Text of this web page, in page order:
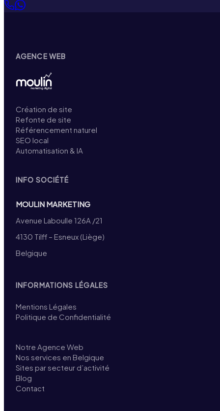
AGENCE WEB
Création de site
Refonte de site
Référencement naturel
SEO local
Automatisation & IA
INFO SOCIÉTÉ
MOULIN MARKETING
Avenue Laboulle 126A /21
4130 Tilff – Esneux (Liège)
Belgique
INFORMATIONS LÉGALES
Mentions Légales
Politique de Confidentialité
Notre Agence Web
Nos services en Belgique
Sites par secteur d’activité
Blog
Contact